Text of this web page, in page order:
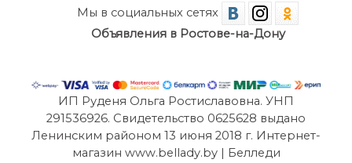
Мы в социальных сетях
Объявления в Ростове-на-Дону
ИП Руденя Ольга Ростиславовна. УНП
291536926. Свидетельство 0625628 выдано
Ленинским районом 13 июня 2018 г. Интернет-
магазин www.bellady.by | Белледи